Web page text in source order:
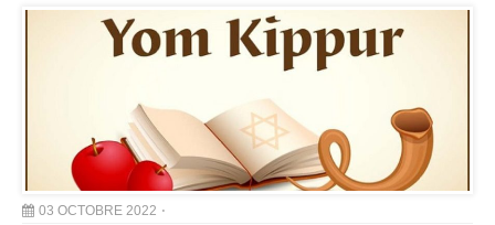
03 OCTOBRE 2022